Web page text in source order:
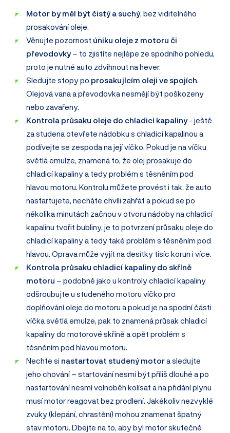
Motor by měl být čistý a suchý, bez viditelného
prosakování oleje.
Věnujte pozornost úniku oleje z motoru či
převodovky– to zjistíte nejlépe ze spodního pohledu,
proto je nutné auto zdvihnout na hever.
Sledujte stopy po prosakujícím oleji ve spojích.
Olejová vana a převodovka nesmějí být poškozeny
nebo zavařeny.
Kontrola průsaku oleje do chladicí kapaliny- ještě
za studena otevřete nádobku s chladicí kapalinou a
podívejte se zespoda na její víčko. Pokud je na víčku
světlá emulze, znamená to, že olej prosakuje do
chladicí kapaliny a tedy problém s těsněním pod
hlavou motoru. Kontrolu můžete provést i tak, že auto
nastartujete, necháte chvíli zahřát a pokud se po
několika minutách začnou v otvoru nádoby na chladicí
kapalinu tvořit bubliny, je to potvrzení průsaku oleje do
chladicí kapaliny a tedy také problém s těsněním pod
hlavou. Oprava může vyjít na desítky tisíc korun i více.
Kontrola průsaku chladicí kapaliny do skříně
motoru – podobně jako u kontroly chladicí kapaliny
odšroubujte u studeného motoru víčko pro
doplňování oleje do motoru a pokud je na spodní části
víčka světlá emulze, pak to znamená průsak chladicí
kapaliny do motorové skříně a opět problém s
těsněním pod hlavou motoru.
Nechte si nastartovat studený motora sledujte
jeho chování – startování nesmí být příliš dlouhé a po
nastartování nesmí volnoběh kolísat a na přidání plynu
musí motor reagovat bez prodlení. Jakékoliv nezvyklé
zvuky (klepání, chrastění) mohou znamenat špatný
stav motoru. Dbejte na to, aby byl motor skutečně